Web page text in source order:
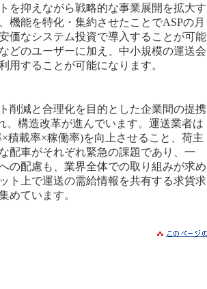
を抑えながら戦略的な事業展開を拡大す
機能を特化・集約させたことでASPの月
価なシステム投資で導入することが可能
どのユーザーに加え、中小規模の運送会
用することが可能になります。
削減と合理化を目的とした企業間の提携
、構造改革が進んでいます。運送業者は
積載率×稼働率)を向上させること、荷主
配車がそれぞれ緊急の課題であり、一
の配慮も、業界全体での取り組みが求め
ト上で運送の需給情報を共有する求貨求
めています。